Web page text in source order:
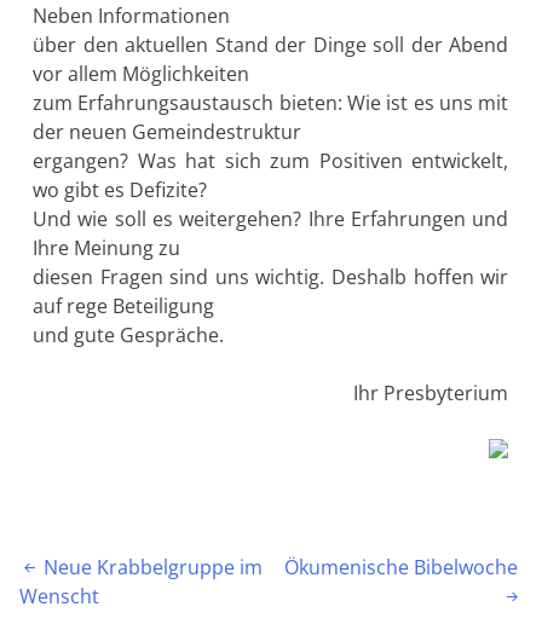
Neben Informationen
über den aktuellen Stand der Dinge soll der Abend
vor allem Möglichkeiten
zum Erfahrungsaustausch bieten: Wie ist es uns mit
der neuen Gemeindestruktur
ergangen? Was hat sich zum Positiven entwickelt,
wo gibt es Defizite?
Und wie soll es weitergehen? Ihre Erfahrungen und
Ihre Meinung zu
diesen Fragen sind uns wichtig. Deshalb hoffen wir
auf rege Beteiligung
und gute Gespräche.
Ihr Presbyterium
Beitragsnavigation
 Neue Krabbelgruppe im
Wenscht
Ökumenische Bibelwoche
